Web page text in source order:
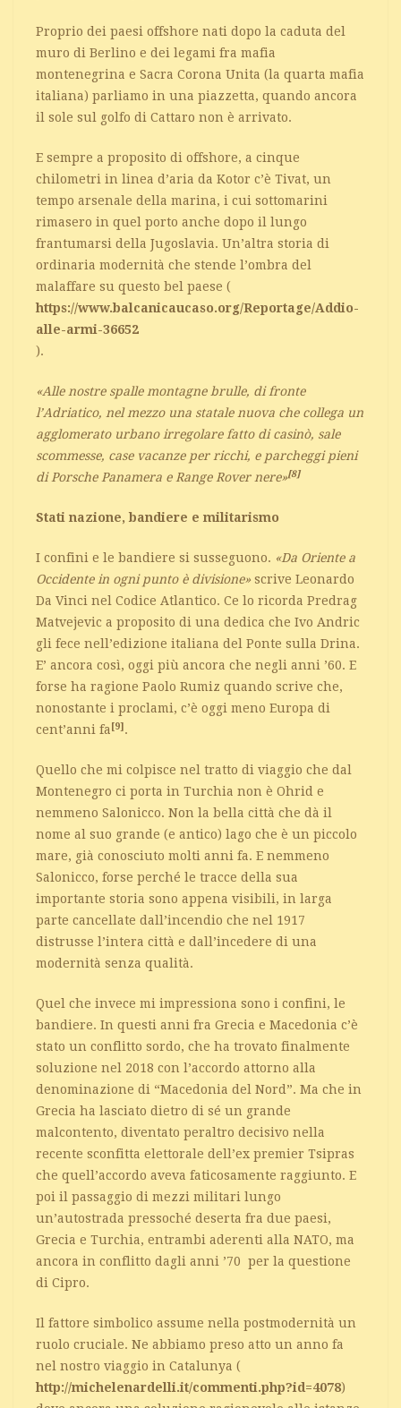
Proprio dei paesi offshore nati dopo la caduta del
muro di Berlino e dei legami fra mafia
montenegrina e Sacra Corona Unita (la quarta mafia
italiana) parliamo in una piazzetta, quando ancora
il sole sul golfo di Cattaro non è arrivato.
E sempre a proposito di offshore, a cinque
chilometri in linea d’aria da Kotor c’è Tivat, un
tempo arsenale della marina, i cui sottomarini
rimasero in quel porto anche dopo il lungo
frantumarsi della Jugoslavia. Un’altra storia di
ordinaria modernità che stende l’ombra del
malaffare su questo bel paese (
https://www.balcanicaucaso.org/Reportage/Addio-
alle-armi-36652
).
«Alle nostre spalle montagne brulle, di fronte
l’Adriatico, nel mezzo una statale nuova che collega un
agglomerato urbano irregolare fatto di casinò, sale
scommesse, case vacanze per ricchi, e parcheggi pieni
di Porsche Panamera e Range Rover nere»[8]
Stati nazione, bandiere e militarismo
I confini e le bandiere si susseguono. «Da Oriente a
Occidente in ogni punto è divisione» scrive Leonardo
Da Vinci nel Codice Atlantico. Ce lo ricorda Predrag
Matvejevic a proposito di una dedica che Ivo Andric
gli fece nell’edizione italiana del Ponte sulla Drina.
E’ ancora così, oggi più ancora che negli anni ’60. E
forse ha ragione Paolo Rumiz quando scrive che,
nonostante i proclami, c’è oggi meno Europa di
cent’anni fa [9].
Quello che mi colpisce nel tratto di viaggio che dal
Montenegro ci porta in Turchia non è Ohrid e
nemmeno Salonicco. Non la bella città che dà il
nome al suo grande (e antico) lago che è un piccolo
mare, già conosciuto molti anni fa. E nemmeno
Salonicco, forse perché le tracce della sua
importante storia sono appena visibili, in larga
parte cancellate dall’incendio che nel 1917
distrusse l’intera città e dall’incedere di una
modernità senza qualità.
Quel che invece mi impressiona sono i confini, le
bandiere. In questi anni fra Grecia e Macedonia c’è
stato un conflitto sordo, che ha trovato finalmente
soluzione nel 2018 con l’accordo attorno alla
denominazione di “Macedonia del Nord”. Ma che in
Grecia ha lasciato dietro di sé un grande
malcontento, diventato peraltro decisivo nella
recente sconfitta elettorale dell’ex premier Tsipras
che quell’accordo aveva faticosamente raggiunto. E
poi il passaggio di mezzi militari lungo
un’autostrada pressoché deserta fra due paesi,
Grecia e Turchia, entrambi aderenti alla NATO, ma
ancora in conflitto dagli anni ’70 per la questione
di Cipro.
Il fattore simbolico assume nella postmodernità un
ruolo cruciale. Ne abbiamo preso atto un anno fa
nel nostro viaggio in Catalunya (
http://michelenardelli.it/commenti.php?id=4078)